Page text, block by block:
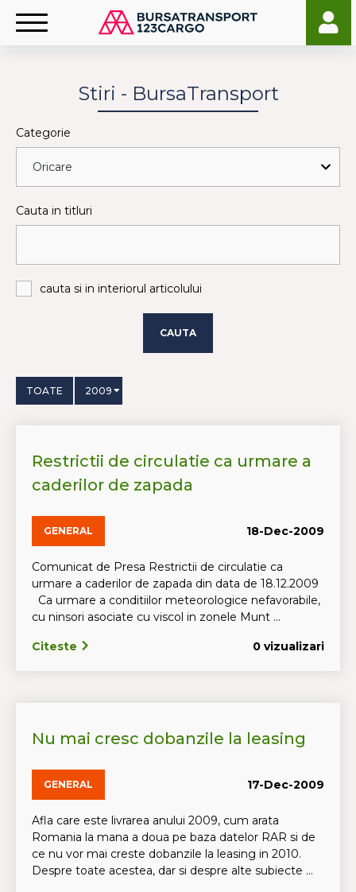
Stiri - BursaTransport
Categorie
Cauta in titluri
cauta si in interiorul articolului
CAUTA
TOATE 2009
Restrictii de circulatie ca urmare a
caderilor de zapada
GENERAL 18-Dec-2009
Comunicat de Presa Restrictii de circulatie ca
urmare a caderilor de zapada din data de 18.12.2009
Ca urmare a conditiilor meteorologice nefavorabile,
cu ninsori asociate cu viscol in zonele Munt ...
Citeste 0 vizualizari
Nu mai cresc dobanzile la leasing
GENERAL 17-Dec-2009
Afla care este livrarea anului 2009, cum arata
Romania la mana a doua pe baza datelor RAR si de
ce nu vor mai creste dobanzile la leasing in 2010.
Despre toate acestea, dar si despre alte subiecte ...